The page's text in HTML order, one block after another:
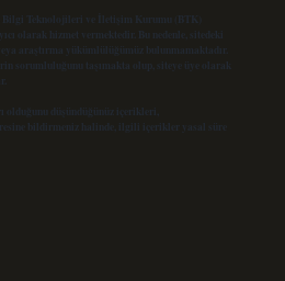
Bilgi Teknolojileri ve İletişim Kurumu (BTK)
olarak hizmet vermektedir. Bu nedenle, sitedeki
araştırma yükümlülüğümüz bulunmamaktadır.
sorumluluğunu taşımakta olup, siteye üye olarak
olduğunu düşündüğünüz içerikleri,
bildirmeniz halinde, ilgili içerikler yasal süre